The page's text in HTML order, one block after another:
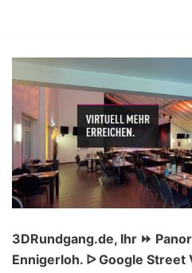
Inhalt
springen
3DRundgang.de, Ihr ⏩
Ennigerloh. ᐅ Google Street